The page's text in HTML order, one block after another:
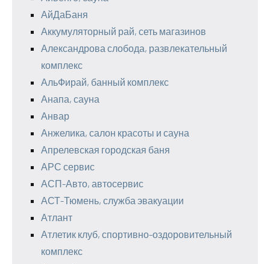
АйДаБаня
Аккумуляторный рай, сеть магазинов
Александрова слобода, развлекательный
комплекс
АльФирай, банный комплекс
Анапа, сауна
Анвар
Анжелика, салон красоты и сауна
Апрелевская городская баня
АРС сервис
АСП-Авто, автосервис
АСТ-Тюмень, служба эвакуации
Атлант
Атлетик клуб, спортивно-оздоровительный
комплекс